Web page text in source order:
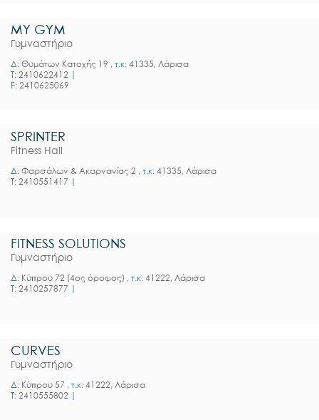
MY GYM
Γυμναστήριο
Δ: Θυμάτων Κατοχής 19 , τ.κ: 41335, Λάρισα
T: 2410622412 |
F: 2410625069
SPRINTER
Fitness Hall
Δ: Φαρσάλων & Ακαρνανίας 2 , τ.κ: 41335, Λάρισα
T: 2410551417 |
FITNESS SOLUTIONS
Γυμναστήριο
Δ: Κύπρου 72 (4ος όροφος) , τ.κ: 41222, Λάρισα
T: 2410257877 |
CURVES
Γυμναστήριο
Δ: Κύπρου 57 , τ.κ: 41222, Λάρισα
T: 2410555802 |